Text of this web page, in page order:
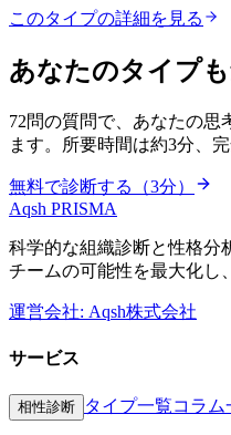
このタイプの詳細を見る
あなたのタイプ
72問の質問で、あなたの思
ます。所要時間は約3分、完
無料で診断する（3分）
Aqsh PRISMA
科学的な組織診断と性格分
チームの可能性を最大化し
運営会社: Aqsh株式会社
サービス
相性診断 タイプ一覧コラム